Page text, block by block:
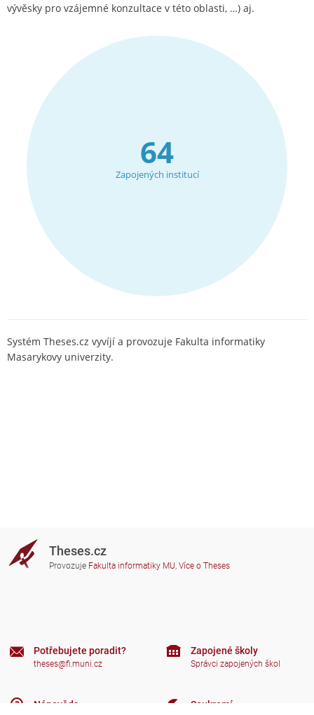
vývěsky pro vzájemné konzultace v této oblasti, …) aj.
64
Zapojených institucí
Systém Theses.cz vyvíjí a provozuje Fakulta informatiky
Masarykovy univerzity.
Theses.cz
Provozuje Fakulta informatiky MU, Více o Theses
Potřebujete poradit?
theses@fi.muni.cz
Nápověda
Zapojené školy
Správci zapojených škol
Soukromí